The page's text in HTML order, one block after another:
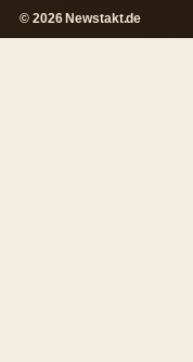
© 2026 Newstakt.de